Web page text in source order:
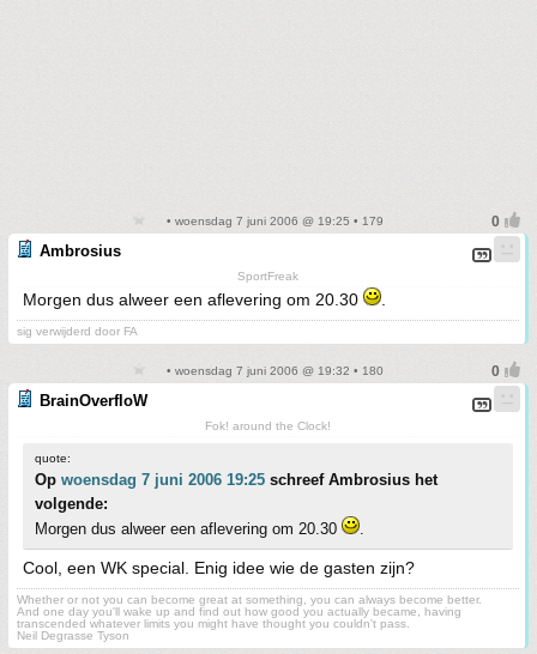
• woensdag 7 juni 2006 @ 19:25 • 179
Ambrosius
SportFreak
Morgen dus alweer een aflevering om 20.30
sig verwijderd door FA
• woensdag 7 juni 2006 @ 19:32 • 180
BrainOverfloW
Fok! around the Clock!
quote:
Op woensdag 7 juni 2006 19:25 schreef Ambrosius het
volgende:
Morgen dus alweer een aflevering om 20.30
.
Cool, een WK special. Enig idee wie de gasten zijn?
Whether or not you can become great at something, you can always become better.
And one day you'll wake up and find out how good you actually became, having
transcended whatever limits you might have thought you couldn't pass.
Neil Degrasse Tyson